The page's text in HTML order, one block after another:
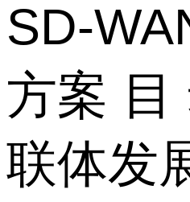
SD-
方案 目
联体发